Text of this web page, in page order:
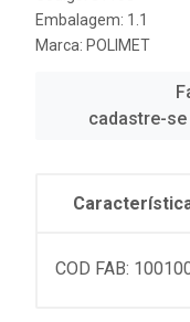
Embalagem: 1.1
Marca: POLIMET
cadastre-
COD FAB: